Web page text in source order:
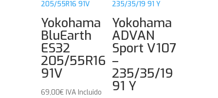
Yokohama
BluEarth
ES32
205/55R16
91V
69,00€ IVA Incluido
Yokohama
ADVAN
Sport V107
–
235/35/19
91 Y